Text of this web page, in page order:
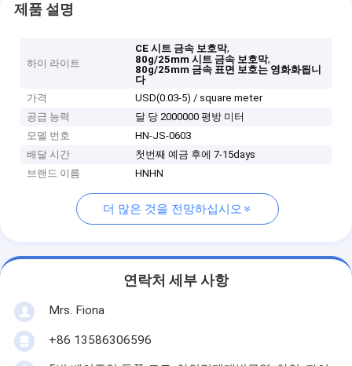
제품 설명
하이 라이트
CE 시트 금속 보호막,
80g/25mm 시트 금속 보호막,
80g/25mm 금속 표면 보호는 영화화됩니
다
가격
USD(0.03-5) / square meter
공급 능력
달 당 2000000 평방 미터
모델 번호
HN-JS-0603
배달 시간
첫번째 예금 후에 7-15days
브랜드 이름
HNHN
더 많은 것을 전망하십시오
연락처 세부 사항
Mrs. Fiona
+86 13586306596